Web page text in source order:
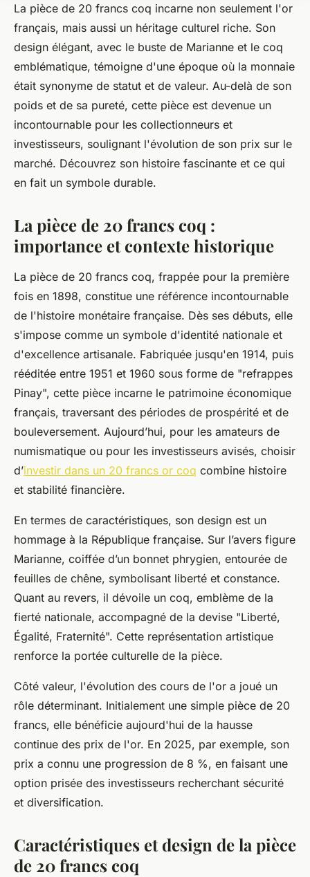
La pièce de 20 francs coq incarne non seulement l'or
français, mais aussi un héritage culturel riche. Son
design élégant, avec le buste de Marianne et le coq
emblématique, témoigne d'une époque où la monnaie
était synonyme de statut et de valeur. Au-delà de son
poids et de sa pureté, cette pièce est devenue un
incontournable pour les collectionneurs et
investisseurs, soulignant l'évolution de son prix sur le
marché. Découvrez son histoire fascinante et ce qui
en fait un symbole durable.
La pièce de 20 francs coq :
importance et contexte historique
La pièce de 20 francs coq, frappée pour la première
fois en 1898, constitue une référence incontournable
de l'histoire monétaire française. Dès ses débuts, elle
s'impose comme un symbole d'identité nationale et
d'excellence artisanale. Fabriquée jusqu'en 1914, puis
rééditée entre 1951 et 1960 sous forme de "refrappes
Pinay", cette pièce incarne le patrimoine économique
français, traversant des périodes de prospérité et de
bouleversement. Aujourd’hui, pour les amateurs de
numismatique ou pour les investisseurs avisés, choisir
d’investir dans un 20 francs or coq combine histoire
et stabilité financière.
En termes de caractéristiques, son design est un
hommage à la République française. Sur l’avers figure
Marianne, coiffée d’un bonnet phrygien, entourée de
feuilles de chêne, symbolisant liberté et constance.
Quant au revers, il dévoile un coq, emblème de la
fierté nationale, accompagné de la devise "Liberté,
Égalité, Fraternité". Cette représentation artistique
renforce la portée culturelle de la pièce.
Côté valeur, l'évolution des cours de l'or a joué un
rôle déterminant. Initialement une simple pièce de 20
francs, elle bénéficie aujourd'hui de la hausse
continue des prix de l'or. En 2025, par exemple, son
prix a connu une progression de 8 %, en faisant une
option prisée des investisseurs recherchant sécurité
et diversification.
Caractéristiques et design de la pièce
de 20 francs coq